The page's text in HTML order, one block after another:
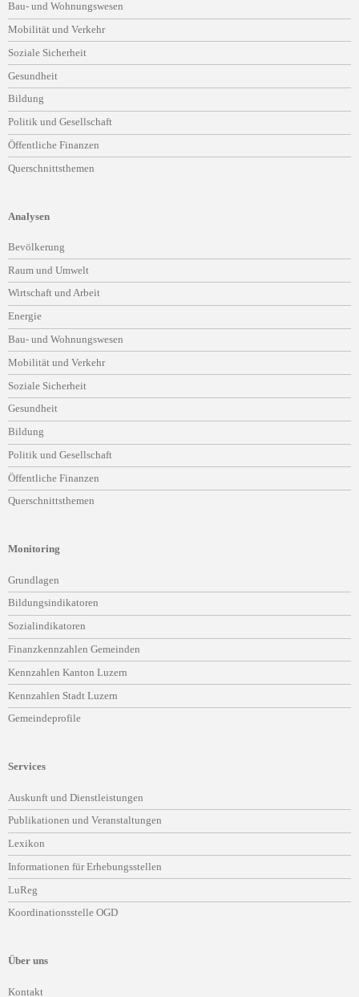
Bau- und Wohnungswesen
Mobilität und Verkehr
Soziale Sicherheit
Gesundheit
Bildung
Politik und Gesellschaft
Öffentliche Finanzen
Querschnittsthemen
Analysen
Navigation
überspringen
Bevölkerung
Raum und Umwelt
Wirtschaft und Arbeit
Energie
Bau- und Wohnungswesen
Mobilität und Verkehr
Soziale Sicherheit
Gesundheit
Bildung
Politik und Gesellschaft
Öffentliche Finanzen
Querschnittsthemen
Monitoring
Navigation
überspringen
Grundlagen
Bildungsindikatoren
Sozialindikatoren
Finanzkennzahlen Gemeinden
Kennzahlen Kanton Luzern
Kennzahlen Stadt Luzern
Gemeindeprofile
Services
Navigation
überspringen
Auskunft und Dienstleistungen
Publikationen und Veranstaltungen
Lexikon
Informationen für Erhebungsstellen
LuReg
Koordinationsstelle OGD
Über uns
Navigation
Kontakt